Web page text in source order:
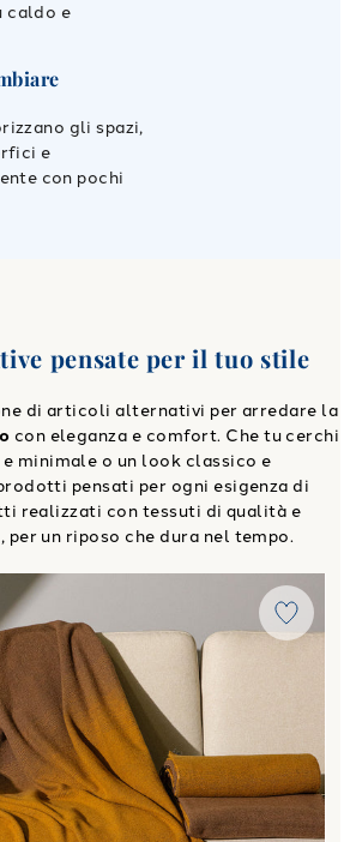
caldo e
gli spazi,
e
con pochi
pensate per il tuo stile
di articoli alternativi per arredare la
con eleganza e comfort. Che tu cerchi
minimale o un look classico e
pensati per ogni esigenza di
realizzati con tessuti di qualità e
un riposo che dura nel tempo.
chamonix in Misto Lana"